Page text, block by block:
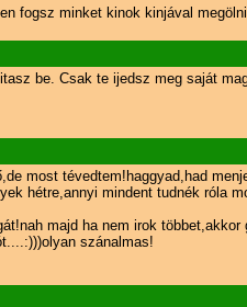
fogsz minket kinok kinjával
be. Csak te ijedsz meg saját
most tévedtem!haggyad,had
hétre,annyi mindent tudnék róla
majd ha nem irok
szánalmas!